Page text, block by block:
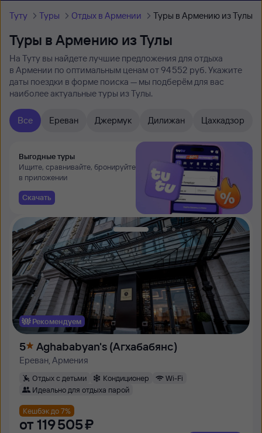
Туту Туры Отдых в Армении Туры в Армению из Тулы
Туры в Армению из Тулы
На Туту вы найдете лучшие предложения для отдыха
в Армении по оптимальным ценам от 94 ⁠552 руб. Укажите
даты поездки в форме поиска — мы подберём для вас
наиболее актуальные туры из Тулы.
Все Ереван Джермук Дилижан Цахкадзор
Выгодные туры
Ищите, сравнивайте, бронируйте
в приложении
Скачать
Рекомендуем
5 Aghababyan's (Агхабабянс)
Ереван, Армения
Отдых с детьми Кондиционер
Wi-Fi
Идеально для отдыха парой
Кешбэк до 7%
от 119 ⁠505 ⁠₽